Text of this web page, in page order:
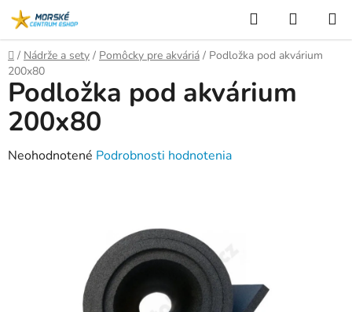
Prejsť
na
obsah
Hľadať
KOŠÍK
Domov
/ Nádrže a sety / Pomôcky pre akváriá / Podložka pod akvárium
200x80
Podložka pod akvárium
200x80
Priemerné
Neohodnotené Podrobnosti hodnotenia